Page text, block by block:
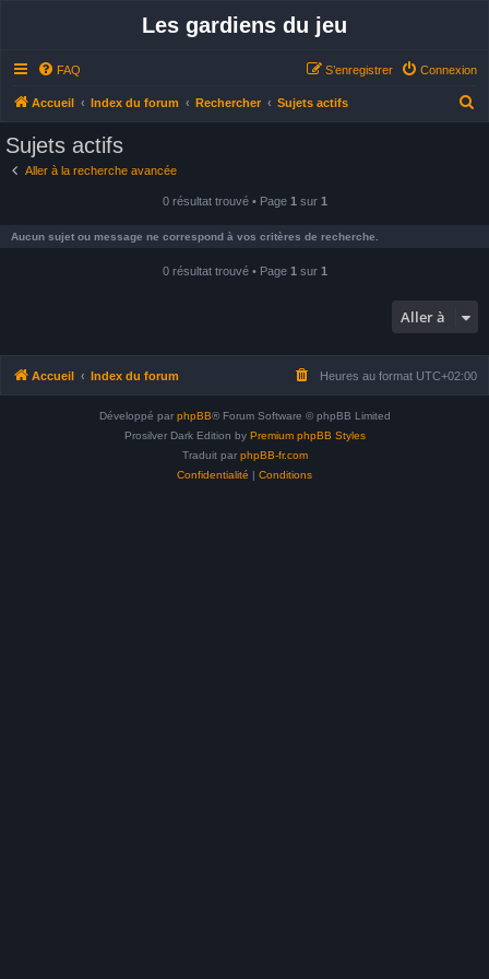
Les gardiens du jeu
FAQ Connexion
S’enregistrer
Accueil Index du forum Rechercher Sujets actifs
Sujets actifs
Aller à la recherche avancée
0 résultat trouvé • Page 1 sur 1
Aucun sujet ou message ne correspond à vos critères de recherche.
0 résultat trouvé • Page 1 sur 1
Aller à
Accueil Index du forum Heures au format UTC+02:00
Développé par phpBB® Forum Software © phpBB Limited
Prosilver Dark Edition by Premium phpBB Styles
Traduit par phpBB-fr.com
Confidentialité | Conditions